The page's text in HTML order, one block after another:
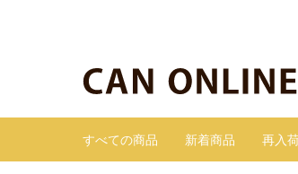
すべての商品 新着商品 再入